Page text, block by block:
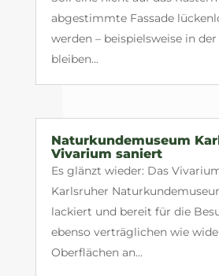
abgestimmte Fassade
werden – beispielsweise in
bleiben...
Naturkundemuseum
Vivarium saniert
Es glänzt wieder: Das
Karlsruher
lackiert und bereit für die
ebenso verträglichen wie
Oberflächen an...